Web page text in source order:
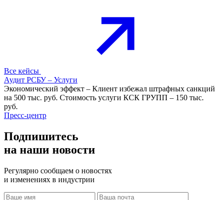
Все кейсы
Аудит РСБУ – Услуги
Экономический эффект – Клиент избежал штрафных санкций
на 500 тыс. руб. Стоимость услуги КСК ГРУПП – 150 тыс.
руб.
Пресс-центр
Подпишитесь
на наши новости
Регулярно сообщаем о новостях
и изменениях в индустрии